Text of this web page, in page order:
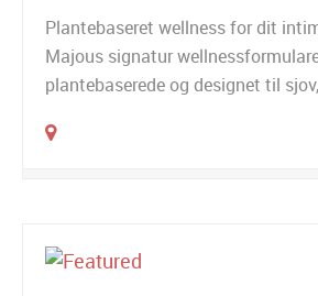
Plantebaseret wellness for dit
Majous signatur
plantebaserede og designet til